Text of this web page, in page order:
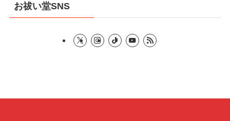
お祓い堂SNS